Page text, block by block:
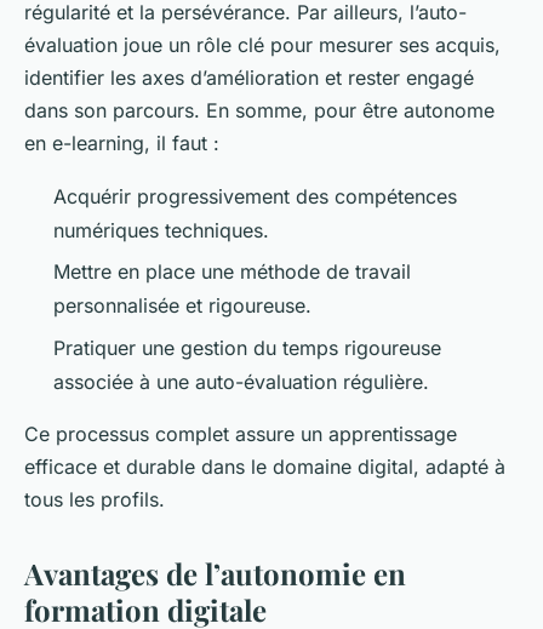
régularité et la persévérance. Par ailleurs, l’auto-
évaluation joue un rôle clé pour mesurer ses acquis,
identifier les axes d’amélioration et rester engagé
dans son parcours. En somme, pour être autonome
en e-learning, il faut :
Acquérir progressivement des compétences
numériques techniques.
Mettre en place une méthode de travail
personnalisée et rigoureuse.
Pratiquer une gestion du temps rigoureuse
associée à une auto-évaluation régulière.
Ce processus complet assure un apprentissage
efficace et durable dans le domaine digital, adapté à
tous les profils.
Avantages de l’autonomie en
formation digitale